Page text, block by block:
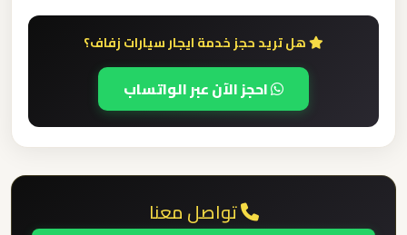
هل تريد حجز خدمة ايجار سيارات زفاف؟
احجز الآن عبر الواتساب
تواصل معنا
الجديدة
مطار